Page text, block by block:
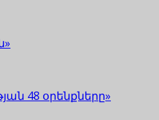
48 օրենքները»